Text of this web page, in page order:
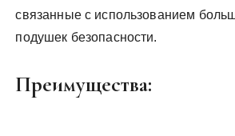
связанные с использованием
подушек безопасности.
Преимущества: